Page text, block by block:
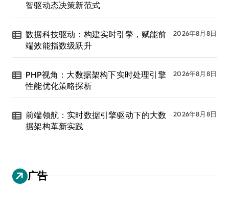
智驱动态决策新范式
数据科技驱动：构建实时引擎，赋能前
端效能指数级跃升
2026年8月8日
PHP视角：大数据架构下实时处理引擎
性能优化策略探析
2026年8月8日
前端领航：实时数据引擎驱动下的大数
据架构革新实践
2026年8月8日
广告